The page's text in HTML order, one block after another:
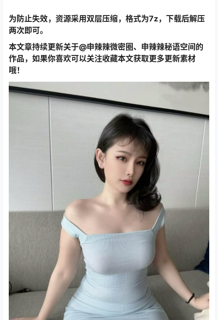
为防止失效，资源采用双层压缩，格式为7z，下载后解压
两次即可。
本文章持续更新关于@申辣辣微密圈、申辣辣秘语空间的
作品，如果你喜欢可以关注收藏本文获取更多更新素材
哦！